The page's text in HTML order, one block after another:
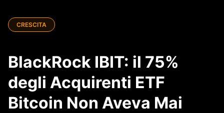
CRESCITA
BlackRock IBIT: il 75%
degli Acquirenti ETF
Bitcoin Non Aveva Mai